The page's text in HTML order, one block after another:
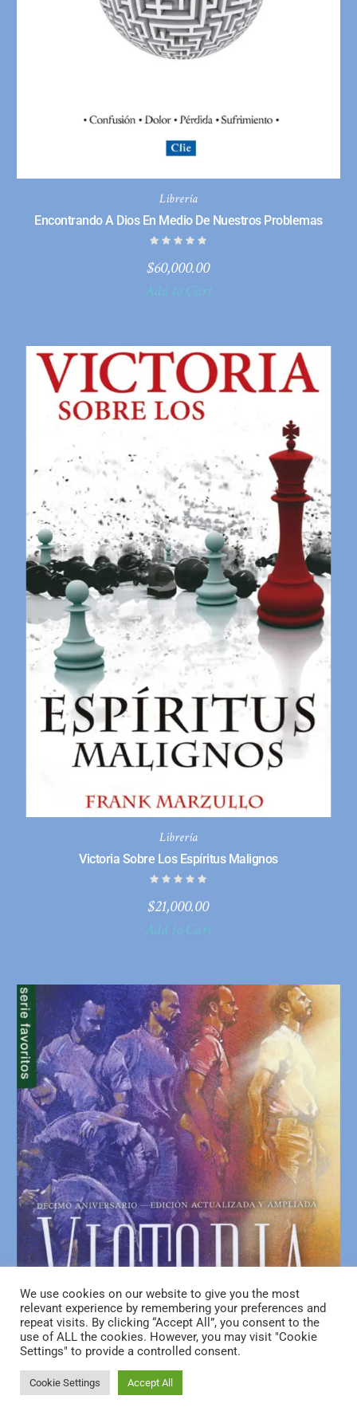
Librería
Encontrando A Dios En Medio De Nuestros Problemas
$60,000.00
Add to Cart
Librería
Victoria Sobre Los Espíritus Malignos
$21,000.00
Add to Cart
We use cookies on our website to give you the most
relevant experience by remembering your preferences and
repeat visits. By clicking “Accept All”, you consent to the
use of ALL the cookies. However, you may visit "Cookie
Settings" to provide a controlled consent.
Cookie Settings Accept All